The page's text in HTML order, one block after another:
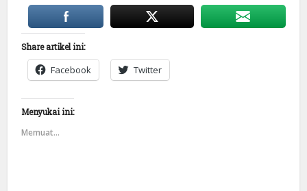
Share artikel ini:
Facebook Twitter
Menyukai ini:
Memuat...